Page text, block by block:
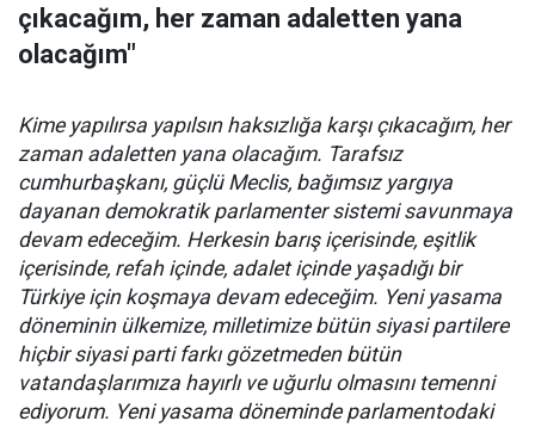
çıkacağım, her zaman adaletten yana
olacağım"
Kime yapılırsa yapılsın haksızlığa karşı çıkacağım, her
zaman adaletten yana olacağım. Tarafsız
cumhurbaşkanı, güçlü Meclis, bağımsız yargıya
dayanan demokratik parlamenter sistemi savunmaya
devam edeceğim. Herkesin barış içerisinde, eşitlik
içerisinde, refah içinde, adalet içinde yaşadığı bir
Türkiye için koşmaya devam edeceğim. Yeni yasama
döneminin ülkemize, milletimize bütün siyasi partilere
hiçbir siyasi parti farkı gözetmeden bütün
vatandaşlarımıza hayırlı ve uğurlu olmasını temenni
ediyorum. Yeni yasama döneminde parlamentodaki